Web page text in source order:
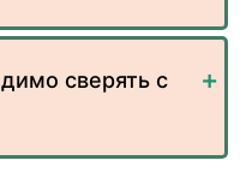
сверять с